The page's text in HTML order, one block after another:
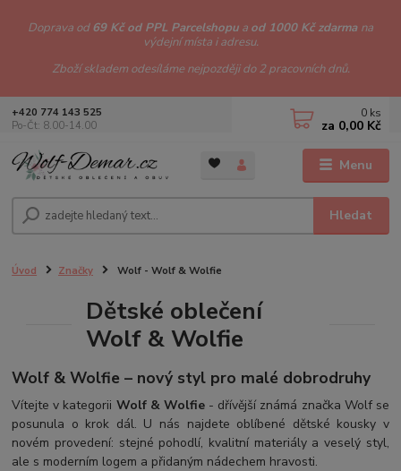
Doprava od69 Kč od PPL Parcelshopu a od 1000 Kč zdarma na
výdejní místa i adresu.
Zboží skladem odesíláme nejpozději do 2 pracovních dnů.
Menu
Hledat
+420 774 143 525
Po-Čt: 8.00-14.00
0 ks
za 0,00 Kč
Úvod Značky Wolf - Wolf & Wolfie
Dětské oblečení
Wolf & Wolfie
Wolf & Wolfie – nový styl pro malé dobrodruhy
Vítejte v kategorii Wolf & Wolfie- dřívější známá značka Wolf se
posunula o krok dál. U nás najdete oblíbené dětské kousky v
novém provedení: stejné pohodlí, kvalitní materiály a veselý styl,
ale s moderním logem a přidaným nádechem hravosti.